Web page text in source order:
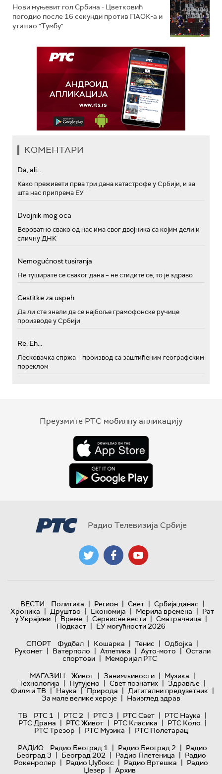
Нови муњевит гол Србина - Цветковић
погодио после 16 секунди против ПАОК-а и
утишао "Тумбу"
КОМЕНТАРИ
Da, ali...
Како преживети прва три дана катастрофе у Србији, и за
шта нас припрема ЕУ
Dvojnik mog oca
Вероватно свако од нас има свог двојника са којим дели и
сличну ДНК
Nemogućnost tusiranja
Не туширате се сваког дана – не стидите се, то је здраво
Cestitke za uspeh
Да ли сте знали да се најбоље грамофонске ручице
производе у Србији
Re: Eh...
Лесковачка спржа – производ са заштићеним географским
пореклом
Преузмите РТС мобилну апликацију
Радио Телевизија Србије
ВЕСТИ Политика | Регион | Свет | Србија данас |
Хроника | Друштво | Економија | Мерила времена | Рат
у Украјини | Време | Сервисне вести | Сматрачница |
Подкаст | ЕУ могућности 2026
СПОРТ
Фудбал | Кошарка | Тенис | Одбојка |
Рукомет | Ватерполо | Атлетика | Ауто-мото | Остали
спортови | Меморијал РТС
МАГАЗИН
Живот | Занимљивости | Музика |
Технологијa | Путујемо | Свет познатих | Здравље |
Филм и ТВ | Наука | Природа | Дигитални предузетник |
За мале велике хероје | Наизглед здрав
ТВ
РТС 1 | РТС 2 | РТС 3 | РТС Свет | РТС Наука |
РТС Драма | РТС Живот | РТС Класика | РТС Коло |
РТС Трезор | РТС Музика | РТС Полетарац
РАДИО
Радио Београд 1 | Радио Београд 2 | Радио
Београд 3 | Београд 202 | Радио Плетеница | Радио
Рокенролер | Радио Џубокс | Радио Вртешка | Радио
Џезер | Архив